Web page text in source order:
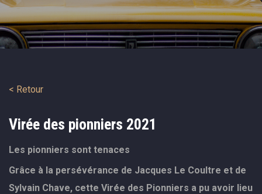
< Retour
Virée des pionniers 2021
Les pionniers sont tenaces
Grâce à la persévérance de Jacques Le Coultre et de
Sylvain Chave, cette Virée des Pionniers a pu avoir lieu